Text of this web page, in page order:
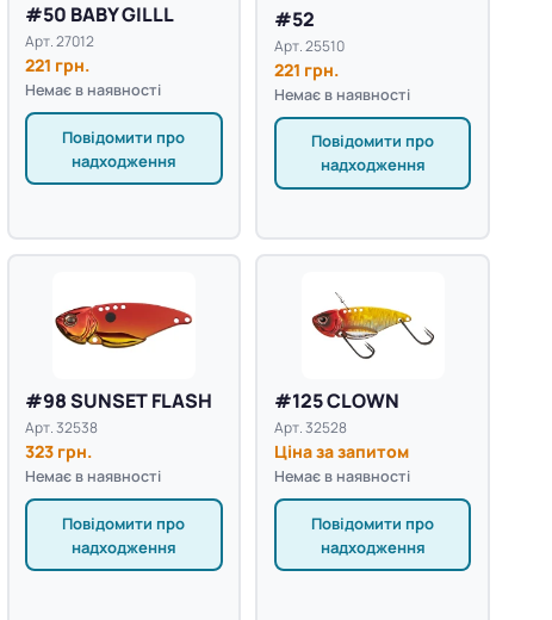
#50 BABY GILLL
Арт. 27012
221 грн.
Немає в наявності
Повідомити про
надходження
#52
Арт. 25510
221 грн.
Немає в наявності
Повідомити про
надходження
#98 SUNSET FLASH
Арт. 32538
323 грн.
Немає в наявності
Повідомити про
надходження
#125 CLOWN
Арт. 32528
Ціна за запитом
Немає в наявності
Повідомити про
надходження